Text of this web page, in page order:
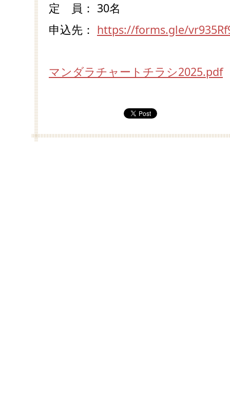
定 員： 30名
申込先： https://forms.gle/
マンダラチャートチラシ2025.pdf